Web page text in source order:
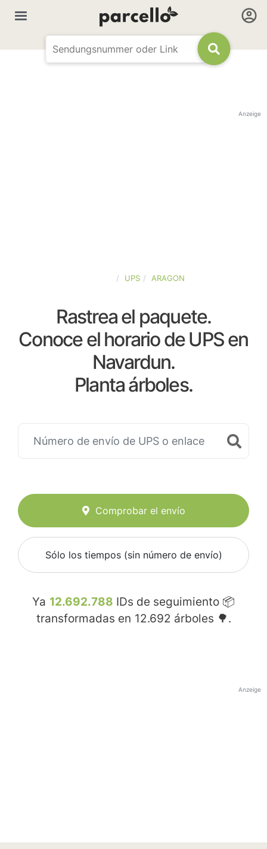
Anzeige
UPS ARAGON
Rastrea el paquete.
Conoce el horario de UPS en
Navardun.
Planta árboles.
Comprobar el envío
Sólo los tiempos (sin número de envío)
Ya 12.692.788 IDs de seguimiento 📦
transformadas en 12.692 árboles 🌳.
Anzeige